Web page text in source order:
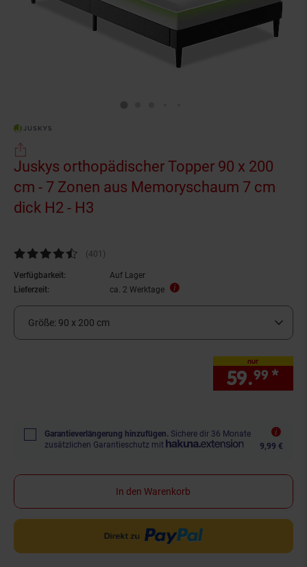
Juskys orthopädischer Topper 90 x 200
cm - 7 Zonen aus Memoryschaum 7 cm
dick H2 - H3
Kundenbewertung: 4,7 von 5 Sternen
(401 Kundenbewertungen
)
Verfügbarkeit:
Auf Lager
Lieferzeit:
ca. 2 Werktage
Größe: 90 x 200 cm
nur
59.99 *
Garantieverlängerung hinzufügen. Sichere dir 36 Monate
zusätzlichen Garantieschutz mit
9,99 €
In den Warenkorb